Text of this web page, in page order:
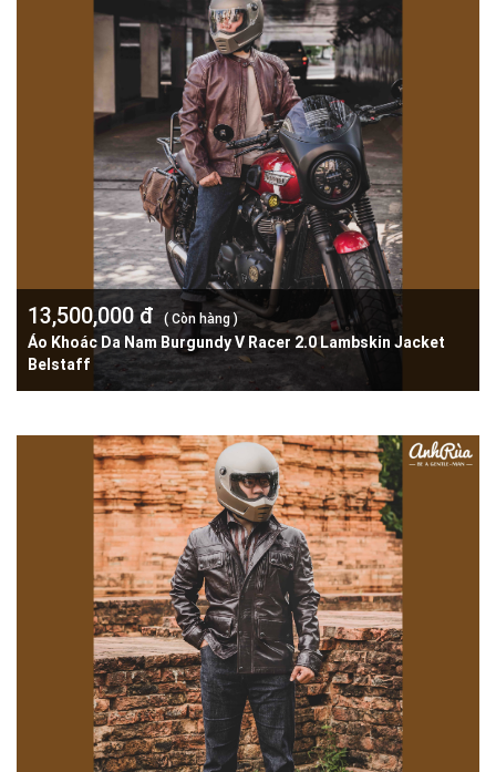
13,500,000 đ ( Còn hàng )
Áo Khoác Da Nam Burgundy V Racer 2.0 Lambskin Jacket
Belstaff